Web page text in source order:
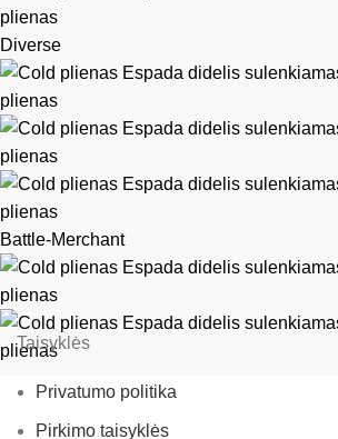
Diverse
Battle-Merchant
Taisyklės
Privatumo politika
Pirkimo taisyklės